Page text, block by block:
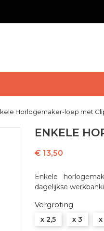
Horlogemaker-loep met
ENKELE
€ 13,50
Enkele
dagelijkse
Vergroting
x 2,5 x 3 x